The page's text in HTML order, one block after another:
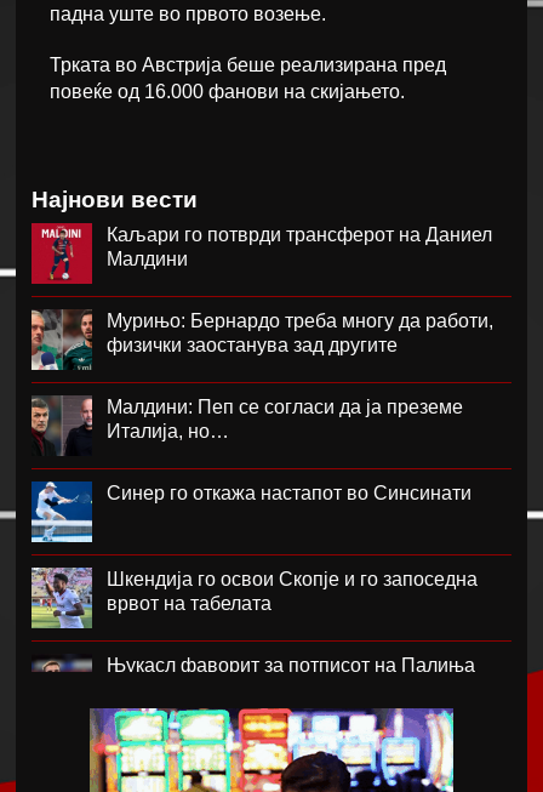
падна уште во првото возење.
Трката во Австрија беше реализирана пред
повеќе од 16.000 фанови на скијањето.
Најнови вести
Каљари го потврди трансферот на Даниел
Малдини
Мурињо: Бернардо треба многу да работи,
физички заостанува зад другите
Малдини: Пеп се согласи да ја преземе
Италија, но…
Синер го откажа настапот во Синсинати
Шкендија го освои Скопје и го запоседна
врвот на табелата
Њукасл фаворит за потписот на Палиња
Атланта Јунајтед фаворит за потписот на
Мората